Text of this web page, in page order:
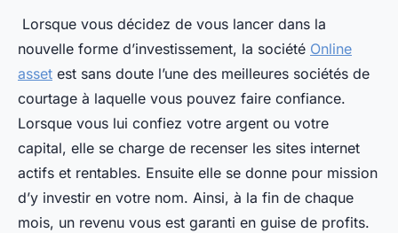
Lorsque vous décidez de vous lancer dans la
nouvelle forme d’investissement, la société Online
asset est sans doute l’une des meilleures sociétés de
courtage à laquelle vous pouvez faire confiance.
Lorsque vous lui confiez votre argent ou votre
capital, elle se charge de recenser les sites internet
actifs et rentables. Ensuite elle se donne pour mission
d’y investir en votre nom. Ainsi, à la fin de chaque
mois, un revenu vous est garanti en guise de profits.